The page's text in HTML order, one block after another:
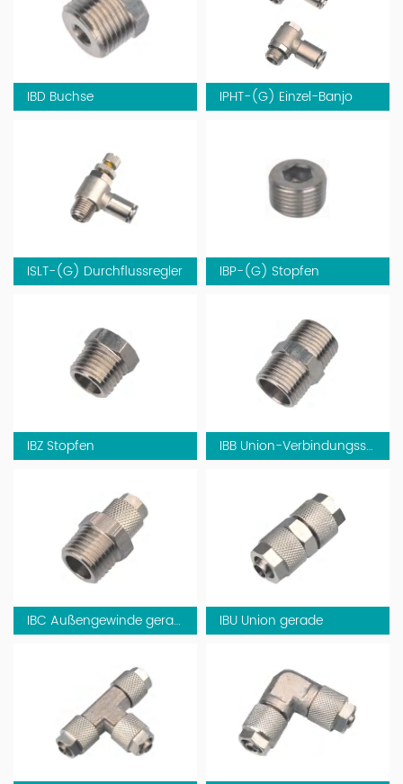
IBD Buchse IPHT-(G) Einzel-Banjo
ISLT-(G) Durchflussregler IBP-(G) Stopfen
IBZ Stopfen IBB Union-Verbindungsstange
IBC Außengewinde gerade IBU Union gerade